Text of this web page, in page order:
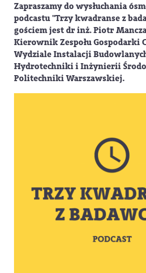
Zapraszamy do wysłuchania
podcastu "Trzy kwadranse z
gościem jest dr inż. Piotr
Kierownik Zespołu Gospodarki
Wydziale Instalacji
Hydrotechniki i Inżynierii
Politechniki Warszawskiej.